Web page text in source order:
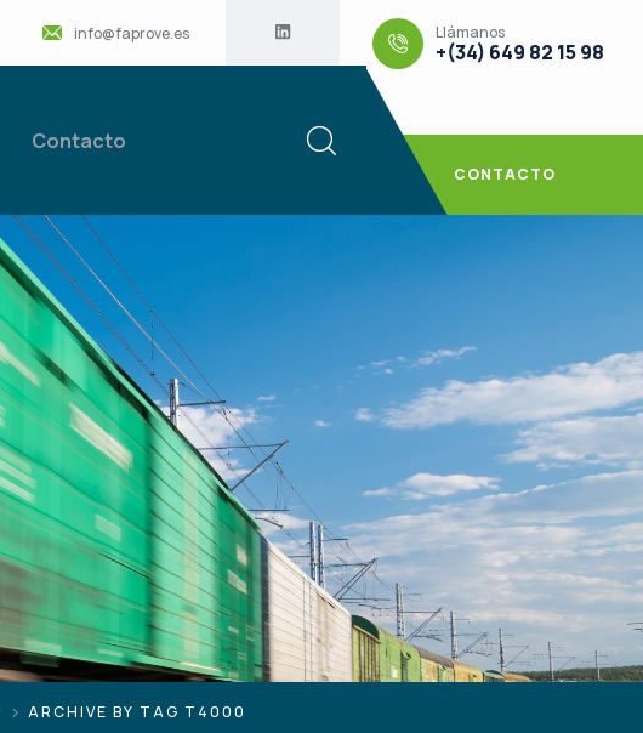
info@faprove.es Llámanos
+(34) 649 82 15 98
Contacto
CONTACTO
ARCHIVE BY TAG T4000